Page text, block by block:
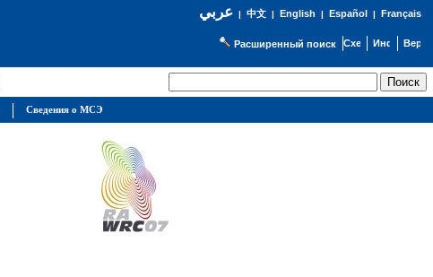
عربي| 中文| English | Español | Français
Расширенный поиск
Сведения о МСЭ